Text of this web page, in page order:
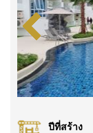
หรือ อีเมล
WhatsApp ข
ปีที่สร้าง